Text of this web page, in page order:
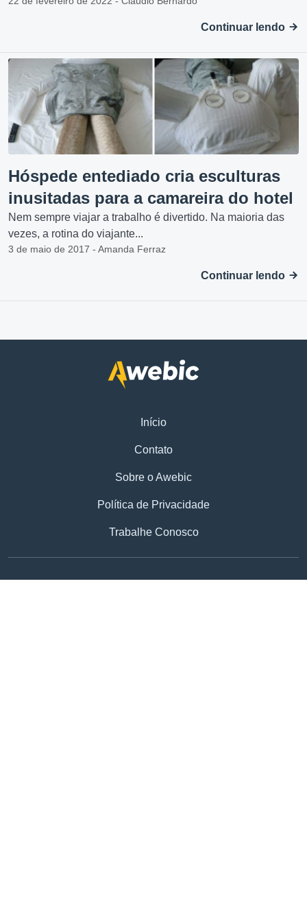
Continuar lendo
Hóspede entediado cria esculturas
inusitadas para a camareira do hotel
Nem sempre viajar a trabalho é divertido. Na maioria das
vezes, a rotina do viajante...
3 de maio de 2017 - Amanda Ferraz
Continuar lendo
Início
Contato
Sobre o Awebic
Política de Privacidade
Trabalhe Conosco